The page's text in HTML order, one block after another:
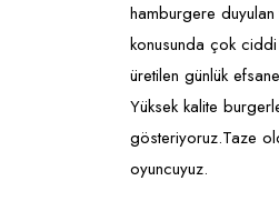
hamburgere
konusunda çok
üretilen günlük
Yüksek kalite
gösteriyoruz.Taze
oyuncuyuz.